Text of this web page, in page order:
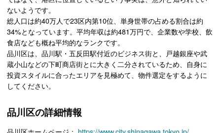
ないようです。
総人口は約40万人で23区内第10位、単身世帯の占める割合は約
34%となっています。平均年収は約481万円で、企業数や学校、飲
食店なども概ね平均的なランクです。
品川区は、品川駅・五反田駅付近のビジネス街と、戸越銀座や武
蔵小山などの下町商店街とに大きく二分されているため、自身に
投資スタイルに合ったエリアを見極めて、物件選定をするように
してください。
品川区の詳細情報